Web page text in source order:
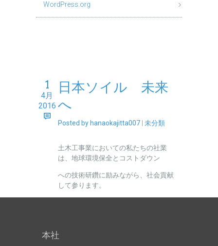
WordPress.org
1
4月
2016
日本ソイル 未来
へ
Posted by hanaokajitta007 未分類
土木工事業においての私たちの社業
は、地球環境保全とコストダウン
への技術研鑽に励みながら、社会貢献
して参ります。
本社